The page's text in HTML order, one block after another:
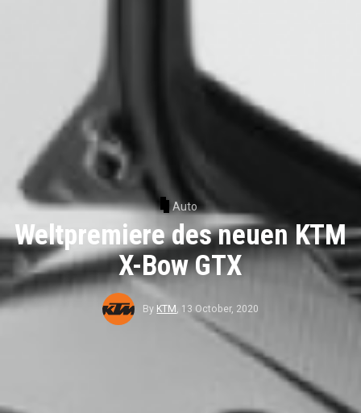
Auto
Weltpremiere des neuen KTM
X-Bow GTX
By KTM , 13 October, 2020